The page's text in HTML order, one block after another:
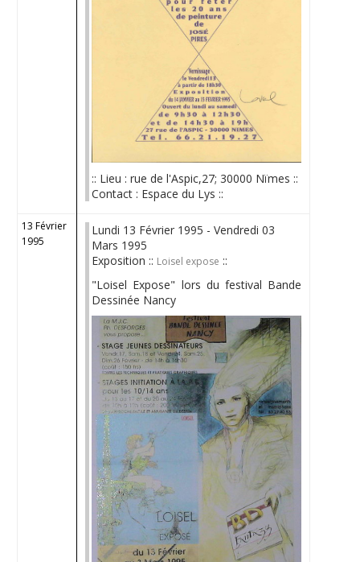
:: Lieu : rue de l'Aspic,27; 30000 Nïmes ::
Contact : Espace du Lys ::
13 Février
1995
Lundi 13 Février 1995 - Vendredi 03
Mars 1995
Exposition :: Loisel expose ::
"Loisel Expose" lors du festival Bande
Dessinée Nancy